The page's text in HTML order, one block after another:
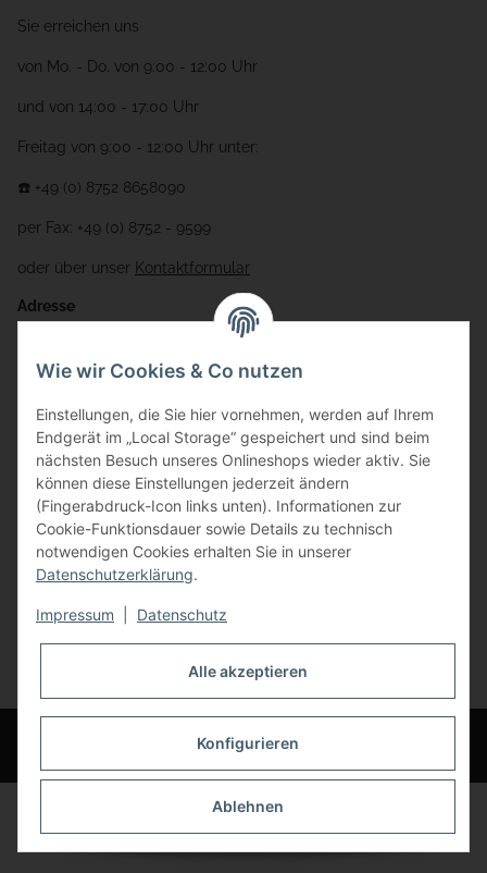
Sie erreichen uns
von Mo. - Do. von 9:00 - 12:00 Uhr
und von 14:00 - 17:00 Uhr
Freitag von 9:00 - 12:00 Uhr unter:
☎️ +49 (0) 8752 8658090
per Fax: +49 (0) 8752 - 9599
oder über unser Kontaktformular
Adresse
Gewerbering 17
84072 Au i.d. Hallertau
info@bauer-tore.de
Vertrag widerrufen
* Alle Preise inkl. gesetzlicher USt., zzgl.Versand
© Bauer-Systemtechnik GmbH - Technische Änderungen und Irrtümer
vorbehalten
Wie wir Cookies & Co nutzen
Einstellungen, die Sie hier vornehmen, werden auf Ihrem
Endgerät im „Local Storage“ gespeichert und sind beim
nächsten Besuch unseres Onlineshops wieder aktiv. Sie
können diese Einstellungen jederzeit ändern
(Fingerabdruck-Icon links unten). Informationen zur
Cookie-Funktionsdauer sowie Details zu technisch
notwendigen Cookies erhalten Sie in unserer
Datenschutzerklärung.
Impressum Datenschutz
Alle akzeptieren
Konfigurieren
Ablehnen